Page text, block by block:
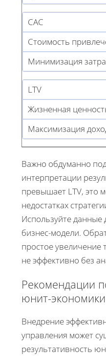
CAC
Стоимость
Минимизация
LTV
Жизненная
Максимизация
Важно обдуманно
интерпретации
превышает LTV, это
недостатках
Используйте данные
бизнес-модели.
простое увеличение
не эффективно без
Рекомендации
юнит-экономики
Внедрение
управления может
результативность